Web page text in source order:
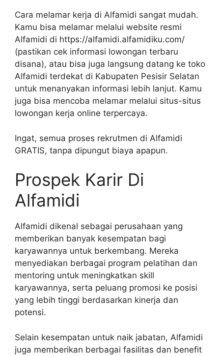
Cara melamar kerja di Alfamidi sangat mudah.
Kamu bisa melamar melalui website resmi
Alfamidi di https://alfamidi.alfamidiku.com/
(pastikan cek informasi lowongan terbaru
disana), atau bisa juga langsung datang ke toko
Alfamidi terdekat di Kabupaten Pesisir Selatan
untuk menanyakan informasi lebih lanjut. Kamu
juga bisa mencoba melamar melalui situs-situs
lowongan kerja online terpercaya.
Ingat, semua proses rekrutmen di Alfamidi
GRATIS, tanpa dipungut biaya apapun.
Prospek Karir Di
Alfamidi
Alfamidi dikenal sebagai perusahaan yang
memberikan banyak kesempatan bagi
karyawannya untuk berkembang. Mereka
menyediakan berbagai program pelatihan dan
mentoring untuk meningkatkan skill
karyawannya, serta peluang promosi ke posisi
yang lebih tinggi berdasarkan kinerja dan
potensi.
Selain kesempatan untuk naik jabatan, Alfamidi
juga memberikan berbagai fasilitas dan benefit